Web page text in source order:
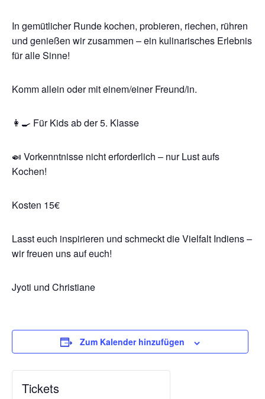
In gemütlicher Runde kochen, probieren, riechen, rühren
und genießen wir zusammen – ein kulinarisches Erlebnis
für alle Sinne!
Komm allein oder mit einem/einer Freund/in.
👩‍🍳 Für Kids ab der 5. Klasse
🍛 Vorkenntnisse nicht erforderlich – nur Lust aufs
Kochen!
Kosten 15€
Lasst euch inspirieren und schmeckt die Vielfalt Indiens –
wir freuen uns auf euch!
Jyoti und Christiane
Zum Kalender hinzufügen
Tickets